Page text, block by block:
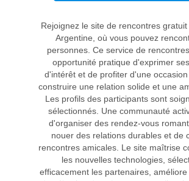
Rejoignez le site de rencontres gratuit
Argentine, où vous pouvez
personnes. Ce service de
opportunité pratique d'exprimer
d'intérêt et de profiter d'une
construire une relation solide et une
Les profils des participants sont
sélectionnés. Une communauté
d'organiser des rendez-vous
nouer des relations durables et de
rencontres amicales. Le site maîtrise
les nouvelles technologies,
efficacement les partenaires,